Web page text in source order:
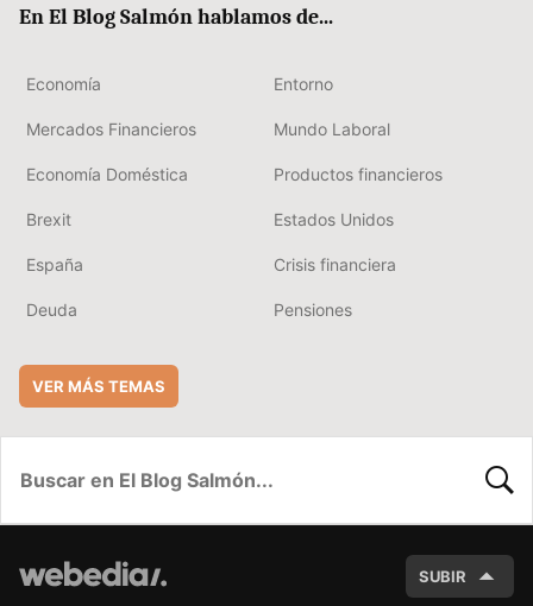
En El Blog Salmón hablamos de...
Economía Entorno
Mercados Financieros Mundo Laboral
Economía Doméstica Productos financieros
Brexit Estados Unidos
España Crisis financiera
Deuda Pensiones
VER MÁS TEMAS
SUBIR